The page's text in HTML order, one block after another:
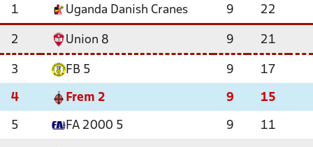
1 Uganda Danish Cranes 9 22
2 Union 8 9 21
3 FB 5 9 17
4 Frem 2 9 15
5 FA 2000 5 9 11